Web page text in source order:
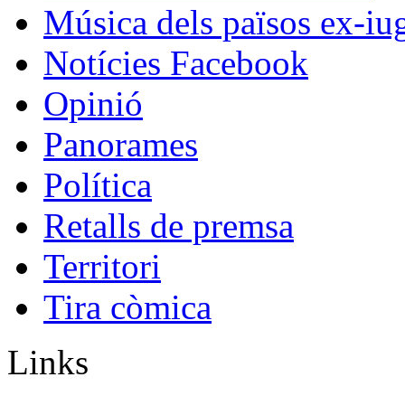
Música dels països ex-
Notícies Facebook
Opinió
Panorames
Política
Retalls de premsa
Territori
Tira còmica
Links